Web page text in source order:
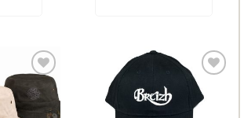
Ajouter
Ajouter